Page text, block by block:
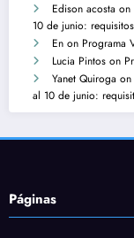
Edison acosta on
10 de junio:
En on Programa
Lucia Pintos on
Yanet Quiroga on
al 10 de junio:
Páginas